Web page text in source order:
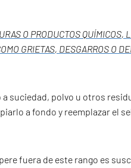
O PRODUCTOS
GRIETAS, DESGARROS O
polvo u otros
a fondo y reemplazar el
fuera de este rango es